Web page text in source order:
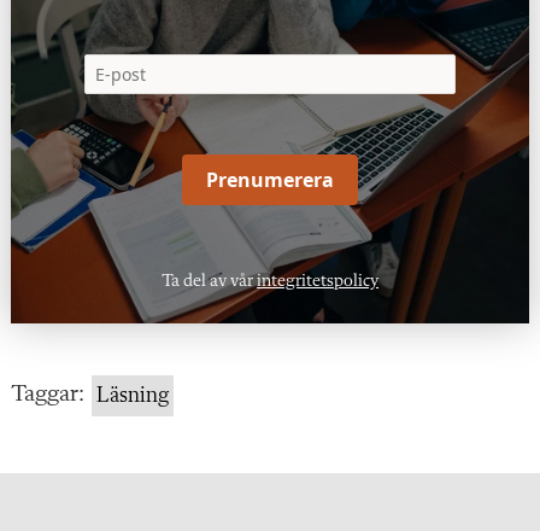
Prenumerera
Ta del av vårintegritetspolicy
Taggar: Läsning